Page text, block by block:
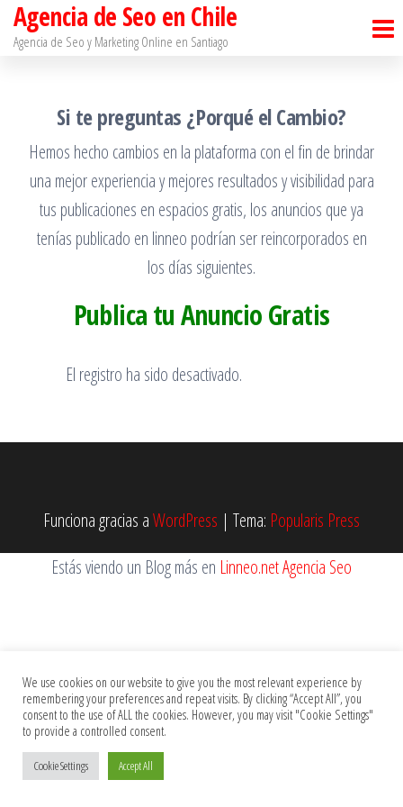
SaltarAgencia de Seo en Chile
Agencia de Seo y Marketing Online en Santiago​
Si te preguntas ¿Porqué el Cambio?
Hemos hecho cambios en la plataforma con el fin de brindar
una mejor experiencia y mejores resultados y visibilidad para
tus publicaciones en espacios gratis, los anuncios que ya
tenías publicado en linneo podrían ser reincorporados en
los días siguientes.
Publica tu Anuncio Gratis
El registro ha sido desactivado.
Funciona gracias aWordPress | Tema: Popularis Press
Estás viendo un Blog más en Linneo.net Agencia Seo
We use cookies on our website to give you the most relevant experience by
remembering your preferences and repeat visits. By clicking “Accept All”, you
consent to the use of ALL the cookies. However, you may visit "Cookie Settings"
to provide a controlled consent.
Cookie Settings Accept All